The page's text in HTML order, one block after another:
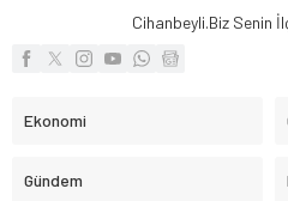
Cihanbeyli.Biz Senin
Ekonomi
Gündem